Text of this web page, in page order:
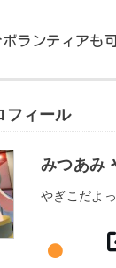
ランティアも
フィール
みつあみ
やぎこだよ